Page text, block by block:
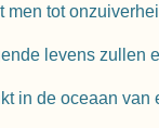
men tot
levens zullen
in de oceaan van